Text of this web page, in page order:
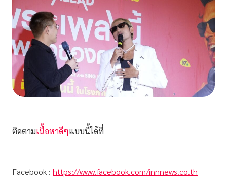
ติดตามเนื้อหาดีๆแบบนี้ได้ที่
Facebook : https://www.facebook.com/innnews.co.th